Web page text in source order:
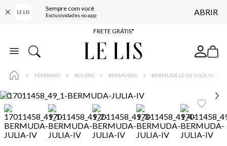
Sempre com você
Exclusividades no app ABRIR
ENTREGA EXPRESSA*
FRETE GRÁTIS*
BAIXE O APP
FEMININO ROUPAS BERMUDAS